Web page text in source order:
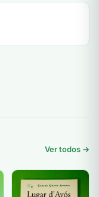
Ver todos →